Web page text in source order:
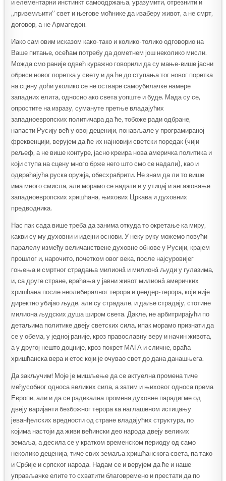
и елементарни инстинкт самоодржања, уразумити, отрезнити и
„приземљити” свет и његове моћнике да изаберу живот, а не смрт,
договор, а не Армагедон.
Иако сам овим исказом како-тако и колико-толико одговорио на
Ваше питање, осећам потребу да дометнем још неколико мисли.
Можда смо раније одвећ куражно говорили да су мање-више јасни
обриси новог поретка у свету и да ће до ступања тог новог поретка
на сцену доћи уколико се не остваре самоубилачке намере
западних елита, односно ако света уопште и буде. Мада су се,
опростите на изразу, сумануте претње владајућих
западноевропских политичара да ће, тобоже ради одбране,
напасти Русију већ у овој деценији, понављале у програмираној
фреквенцији, верујем да ће их најновији светски поредак (чији
рељеф, а не више контуре, јасно креира нова америчка политика и
који ступа на сцену много брже него што смо се надали), као и
одвраћајућа руска оружја, обесхрабрити. Не знам да ли то више
има много смисла, али морамо се надати и у утицај и ангажовање
западноевропских хришћана, њихових Цркава и духовних
предводника.
Нас пак сада више треба да занима откуда то окретање ка миру,
какви су му духовни и идејни основи. У неку руку можемо повући
паралелу између величанствене духовне обнове у Русији, крајем
прошлог и, нарочито, почетком овог века, после најсуровијег
гоњења и смртног страдања милионâ и милионâ људи у гулазима,
и, са друге стране, враћања у јавни живот милионâ америчких
хришћана после неолибералног терора и џендер-терора, који није
директно убијао људе, али су страдале, и даље страдају, стотине
милиона људских душа широм света. Дакле, не арбитрирајући по
детаљима политике двеју светских сила, ипак морамо признати да
се у обема, у једној раније, кроз православну веру и начин живота,
а у другој нешто доцније, кроз покрет МАГА и сличне, враћа
хришћанска вера и етос који је очувао свет до дана данашњега.
Да закључим! Моје је мишљење да се актуелна промена тиче
међусобног односа великих сила, а затим и њиховог односа према
Европи, али и да се радикална промена духовне парадигме од
двеју варијанти безбожног терора ка наглашеном истицању
јеванђелских вредности од стране владајућих структура, по
којима настоји да живи већински део народа двеју великих
земаља, а десила се у кратком временском периоду од само
неколико деценија, тиче свих земаља хришћанскога света, па тако
и Србије и српског народа. Надам се и верујем да ће и наше
управљачке елите то схватити благовремено и престати да по